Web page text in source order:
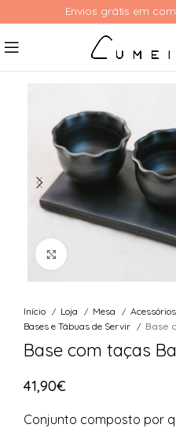
Início Loja Mesa
Bases e Tábuas de Servir
Base
Base com taças
41,90€
Conjunto composto por
Envios grátis em